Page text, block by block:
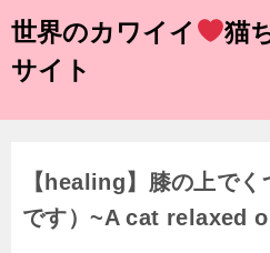
世界のカワイイ
猫
サイト
【healing】膝の上で
です）~A cat relaxed